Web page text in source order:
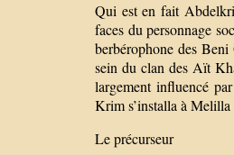
Qui est en fait
faces du personnage
berbérophone des
sein du clan des Aït
largement influencé
Krim s’installa à
Le précurseur